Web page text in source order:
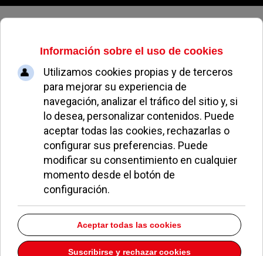
Jueves, 06 de agosto de 2026
La construcción de las nuevas
instalaciones de rugby en el Valle
de las Cañas comenzará en
primavera y durará nueve meses
A. MORENO AYTO DE POZUELO DEPORTES 30 DICIEMBRE 2021